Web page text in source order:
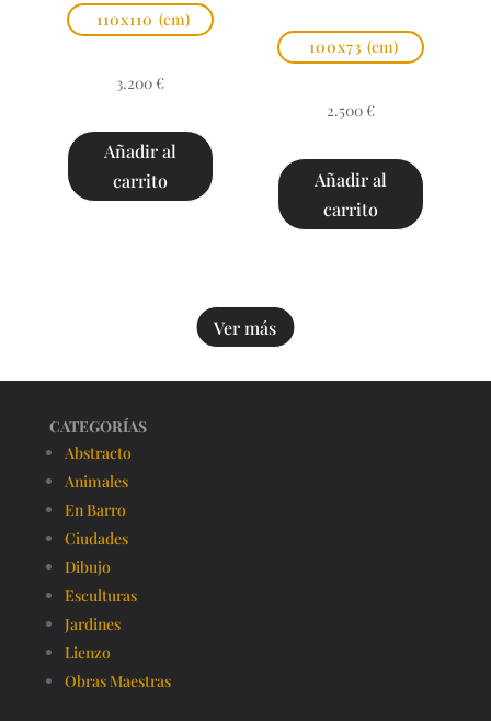
110x110 (cm)
3.200 €
Añadir al
carrito
100x73 (cm)
2.500 €
Añadir al
carrito
Ver más
CATEGORÍAS
Abstracto
Animales
En Barro
Ciudades
Dibujo
Esculturas
Jardines
Lienzo
Obras Maestras